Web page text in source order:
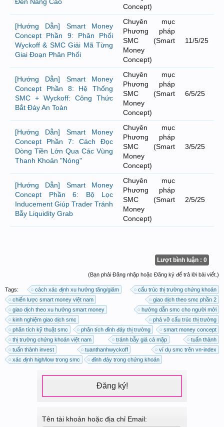
Concept)
[Hướng Dẫn] Smart Money
Concept Phần 9: Phân Phối
Wyckoff & SMC Giải Mã Từng
Giai Đoạn Phân Phối
Chuyên mục
Phương pháp
SMC (Smart
Money
Concept)
11/5/25
[Hướng Dẫn] Smart Money
Concept Phần 8: Hệ Thống
SMC + Wyckoff: Công Thức
Bắt Đáy An Toàn
Chuyên mục
Phương pháp
SMC (Smart
Money
Concept)
6/5/25
[Hướng Dẫn] Smart Money
Concept Phần 7: Cách Đọc
Dòng Tiền Lớn Qua Các Vùng
Thanh Khoản "Nóng"
Chuyên mục
Phương pháp
SMC (Smart
Money
Concept)
3/5/25
[Hướng Dẫn] Smart Money
Concept Phần 6: Bộ Lọc
Inducement Giúp Trader Tránh
Bẫy Liquidity Grab
Chuyên mục
Phương pháp
SMC (Smart
Money
Concept)
2/5/25
Lượt bình luận : 0
(Bạn phải Đăng nhập hoặc Đăng ký để trả lời bài viết.)
Tags: cách xác định xu hướng tăng/giảm
cấu trúc thị trường chứng khoán
chiến lược smart money việt nam
giao dịch theo smc phần 2
giao dịch theo xu hướng smart money
hướng dẫn smc cho người mới
kinh nghiệm giao dịch smc
phá vỡ cấu trúc thị trường
phân tích kỹ thuật smc
phân tích đỉnh đáy thị trường
smart money concept
thị trường chứng khoán việt nam
tránh bẫy giá cá mập
tuấn thành
tuấn thành invest
tuanthanhwyckoff
ví dụ smc trên vn-index
xác định high/low trong smc
đỉnh đáy trong chứng khoán
Đăng ký!
Tên tài khoản hoặc địa chỉ Email: